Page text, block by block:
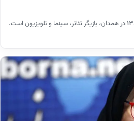
فقیهه سلطانی متولد ۲۹ مرداد ۱۳۵۳ در همدان، بازیگر تئاتر، سینما و تلویزیون است.